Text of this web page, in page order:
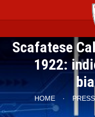
Scafatese
1922:
HOME · PRESS